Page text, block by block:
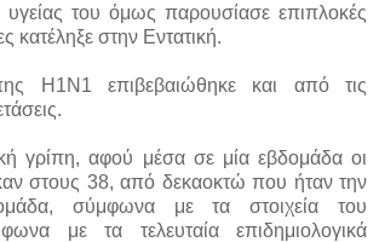
του όμως παρουσίασε επιπλοκές
κατέληξε στην Εντατική.
Η1Ν1 επιβεβαιώθηκε και από τις
γρίπη, αφού μέσα σε μία εβδομάδα οι
στους 38, από δεκαοκτώ που ήταν την
σύμφωνα με τα στοιχεία του
με τα τελευταία επιδημιολογικά